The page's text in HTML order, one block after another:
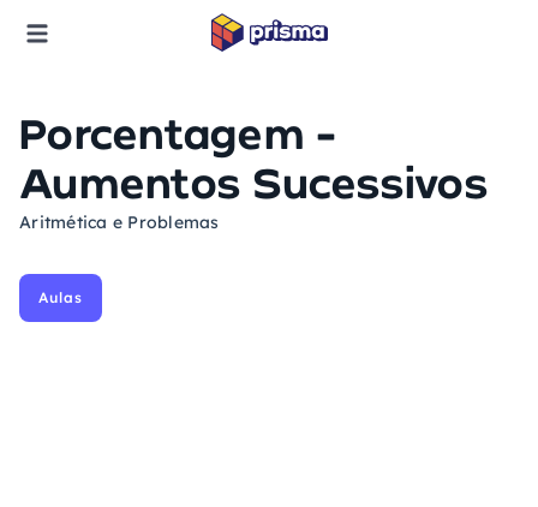
Porcentagem -
Aumentos Sucessivos
Aritmética e Problemas
Aulas